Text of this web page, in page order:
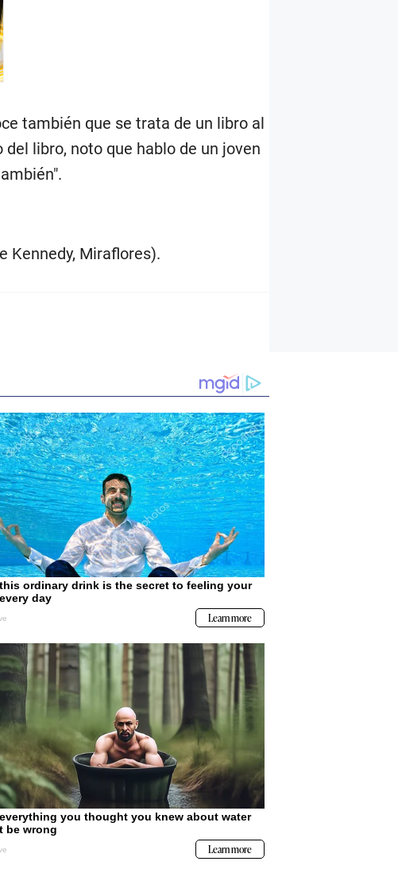
también que se trata de un libro al
libro, noto que hablo de un joven
Kennedy, Miraflores).